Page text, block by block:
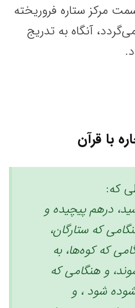
مرکز ستاره فروریخته
آنگاه به تدریج
با قرآن
که:
درهم پیچیده و
که ستارگان،
که کوه‌ها، به
و هنگامی که
شود ‏، و